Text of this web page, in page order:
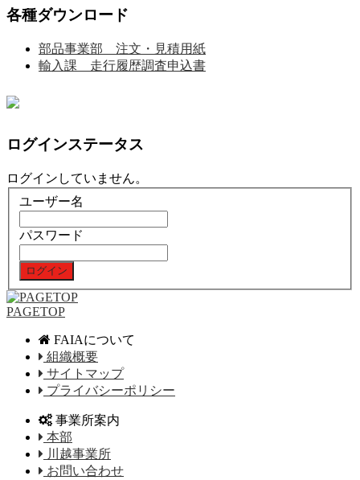
各種ダウンロード
部品事業部 注文・見積用紙
輸入課 走行履歴調査申込書
ログインステータス
ログインしていません。
ユーザー名
パスワード
PAGETOP
FAIAについて
組織概要
サイトマップ
プライバシーポリシー
事業所案内
本部
川越事業所
お問い合わせ